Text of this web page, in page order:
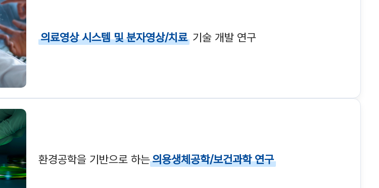
의료영상 시스템 및 분자영상/치료 기술 개발 연구
환경공학을 기반으로 하는의용생체공학/보건과학 연구